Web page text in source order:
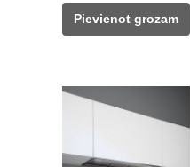
was:
943,00 €.
595,00 €.
Pievienot grozam